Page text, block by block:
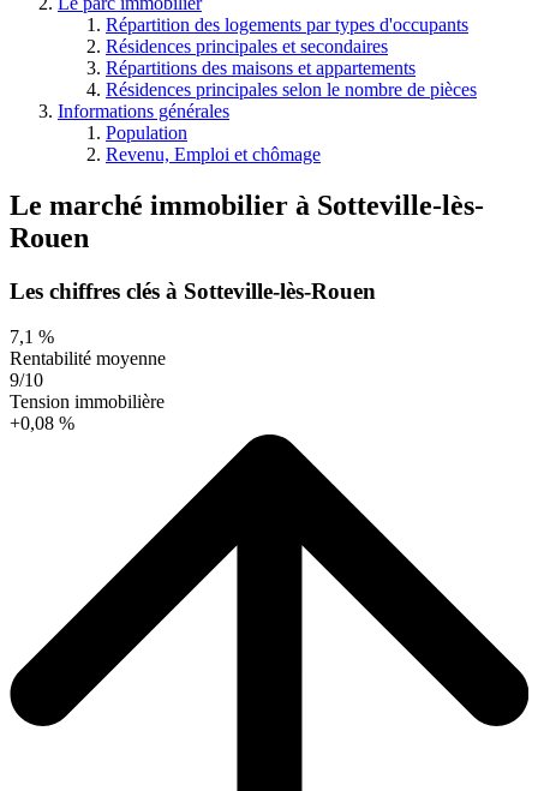
Répartition des logements par types d'occupants
Résidences principales et secondaires
Répartitions des maisons et appartements
Résidences principales selon le nombre de pièces
Informations générales
Population
Revenu, Emploi et chômage
Le marché immobilier à Sotteville-lès-
Rouen
Les chiffres clés à Sotteville-lès-Rouen
7,1 %
Rentabilité moyenne
9/10
Tension immobilière
+0,08 %